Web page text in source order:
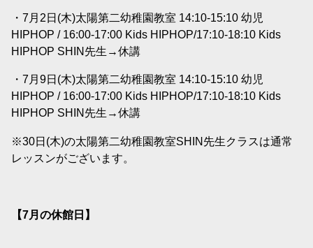
・7月2日(木)太陽第二幼稚園教室 14:10-15:10 幼児
HIPHOP / 16:00-17:00 Kids HIPHOP/17:10-18:10 Kids
HIPHOP SHIN先生→休講
・7月9日(木)太陽第二幼稚園教室 14:10-15:10 幼児
HIPHOP / 16:00-17:00 Kids HIPHOP/17:10-18:10 Kids
HIPHOP SHIN先生→休講
※30日(木)の太陽第二幼稚園教室SHIN先生クラスは通常
レッスンがございます。
【7月の休館日】